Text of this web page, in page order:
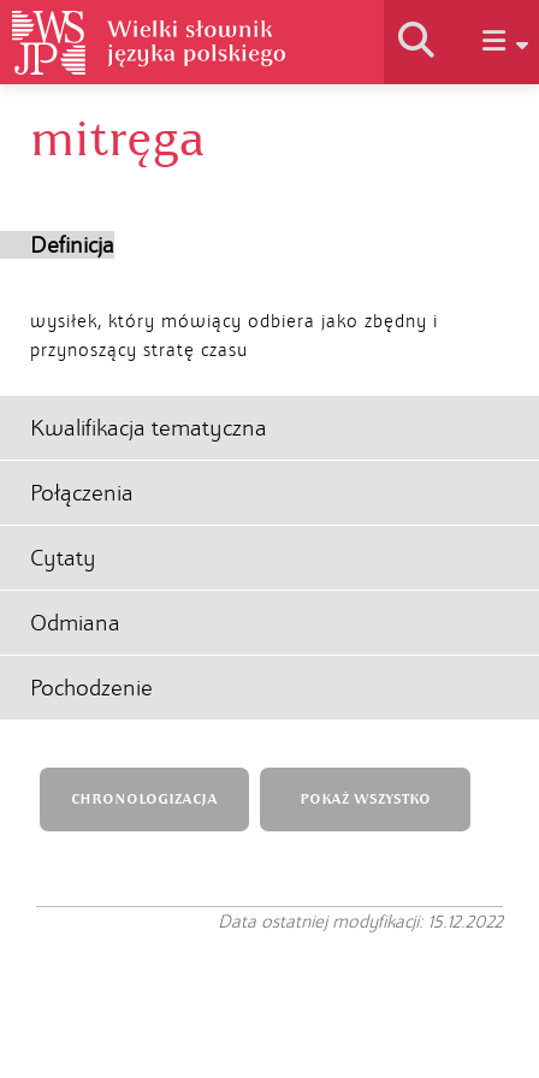
Historia słownika
mitręga
Definicja
wysiłek, który mówiący odbiera jako zbędny i
przynoszący stratę czasu
Kwalifikacja tematyczna
Połączenia
Cytaty
Odmiana
Pochodzenie
CHRONOLOGIZACJA POKAŻ WSZYSTKO
Data ostatniej modyfikacji: 15.12.2022